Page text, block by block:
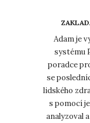
Adam je
systému
poradce
se
lidského
s pomocí
analyzoval